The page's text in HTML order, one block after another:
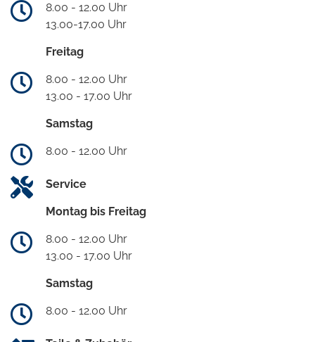
8.00 - 12.00 Uhr
13.00-17.00 Uhr
Freitag
8.00 - 12.00 Uhr
13.00 - 17.00 Uhr
Samstag
8.00 - 12.00 Uhr
Service
Montag bis Freitag
8.00 - 12.00 Uhr
13.00 - 17.00 Uhr
Samstag
8.00 - 12.00 Uhr